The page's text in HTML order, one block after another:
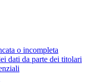
o incompleta
dati da parte dei titolari